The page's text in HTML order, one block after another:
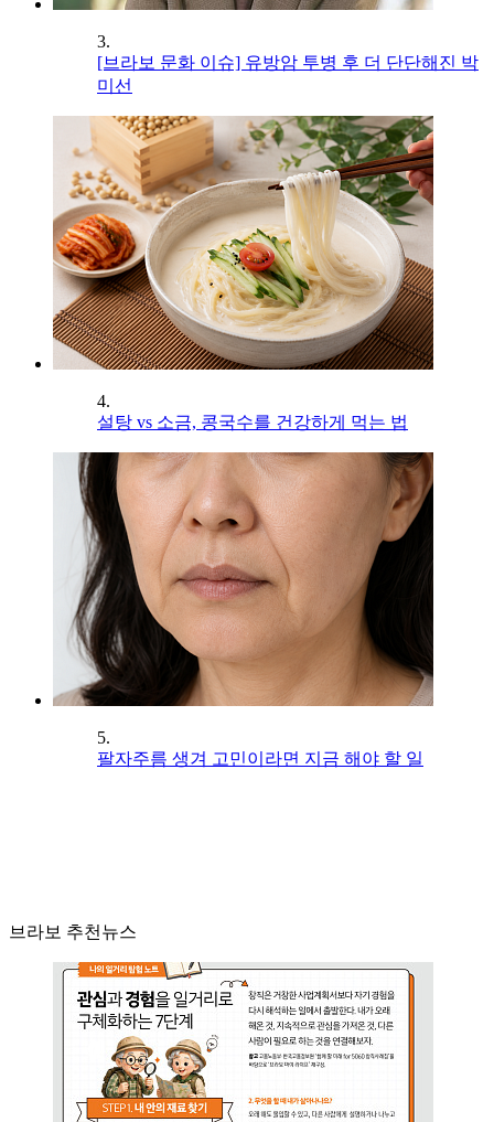
3.
[브라보 문화 이슈] 유방암 투병 후 더 단단해진 박
미선
4.
설탕 vs 소금, 콩국수를 건강하게 먹는 법
5.
팔자주름 생겨 고민이라면 지금 해야 할 일
브라보 추천뉴스